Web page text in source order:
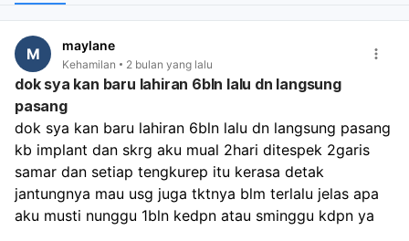
M maylane
Kehamilan 2 bulan yang lalu
dok sya kan baru lahiran 6bln lalu dn langsung
pasang
dok sya kan baru lahiran 6bln lalu dn langsung pasang
kb implant dan skrg aku mual 2hari ditespek 2garis
samar dan setiap tengkurep itu kerasa detak
jantungnya mau usg juga tktnya blm terlalu jelas apa
aku musti nunggu 1bln kedpn atau sminggu kdpn ya